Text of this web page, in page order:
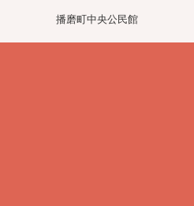
播磨町中央公民館